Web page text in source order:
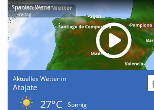
Spanien-Wetter
Aktuelles Wetter in
Atajate
27°C
Sonnig